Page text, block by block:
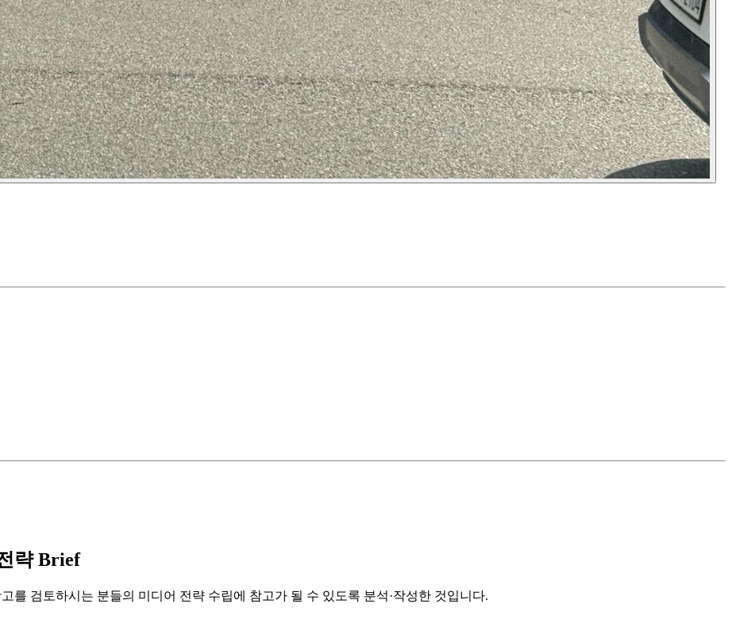
략 Brief
를 검토하시는 분들의 미디어 전략 수립에 참고가 될 수 있도록 분석·작성한 것입니다.